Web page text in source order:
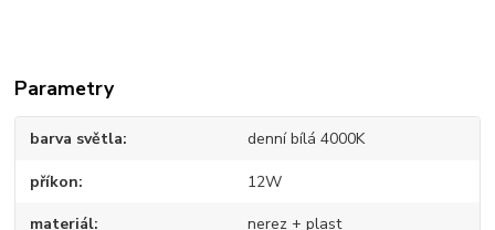
Parametry
barva světla denní bílá 4000K
příkon 12W
materiál nerez + plast